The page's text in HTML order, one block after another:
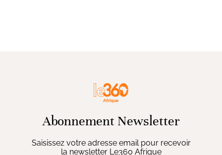
Abonnement Newsletter
Saisissez votre adresse email pour recevoir
la newsletter Le360 Afrique